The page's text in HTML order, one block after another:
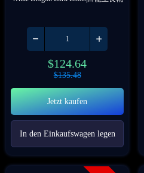
$124.64
$135.48
Jetzt kaufen
In den Einkaufswagen legen